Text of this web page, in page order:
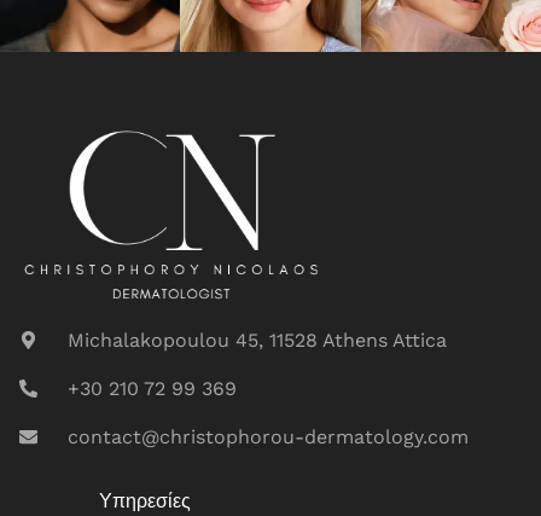
Michalakopoulou 45, 11528 Athens Attica
+30 210 72 99 369
contact@christophorou-dermatology.com
Υπηρεσίες